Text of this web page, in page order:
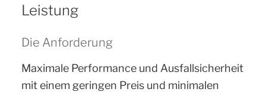
Leistung
Die Anforderung
Maximale Performance und Ausfallsicherheit
mit einem geringen Preis und minimalen